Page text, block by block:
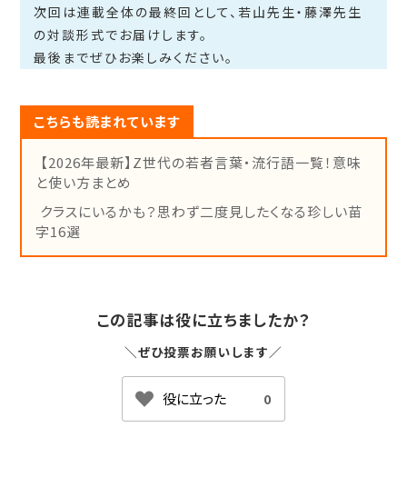
次回は連載全体の最終回として、若山先生・藤澤先生
の対談形式でお届けします。
最後までぜひお楽しみください。
こちらも読まれています
【2026年最新】Z世代の若者言葉・流行語一覧！意味
と使い方まとめ
クラスにいるかも？思わず二度見したくなる珍しい苗
字16選
この記事は役に立ちましたか？
＼ぜひ投票お願いします／
0